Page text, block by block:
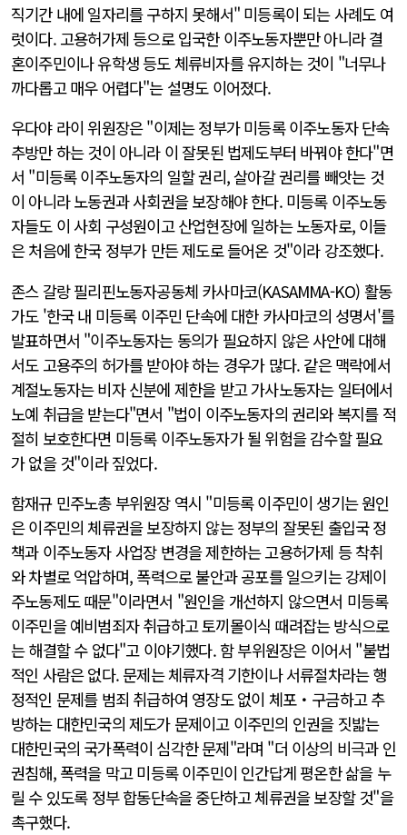
직기간 내에 일자리를 구하지 못해서" 미등록이 되는 사례도 여
럿이다. 고용허가제 등으로 입국한 이주노동자뿐만 아니라 결
혼이주민이나 유학생 등도 체류비자를 유지하는 것이 "너무나
까다롭고 매우 어렵다"는 설명도 이어졌다.
우다야 라이 위원장은 "이제는 정부가 미등록 이주노동자 단속
추방만 하는 것이 아니라 이 잘못된 법제도부터 바꿔야 한다"면
서 "미등록 이주노동자의 일할 권리, 살아갈 권리를 빼앗는 것
이 아니라 노동권과 사회권을 보장해야 한다. 미등록 이주노동
자들도 이 사회 구성원이고 산업현장에 일하는 노동자로, 이들
은 처음에 한국 정부가 만든 제도로 들어온 것"이라 강조했다.
존스 갈랑 필리핀노동자공동체 카사마코(KASAMMA-KO) 활동
가도 '한국 내 미등록 이주민 단속에 대한 카사마코의 성명서'를
발표하면서 "이주노동자는 동의가 필요하지 않은 사안에 대해
서도 고용주의 허가를 받아야 하는 경우가 많다. 같은 맥락에서
계절노동자는 비자 신분에 제한을 받고 가사노동자는 일터에서
노예 취급을 받는다"면서 "법이 이주노동자의 권리와 복지를 적
절히 보호한다면 미등록 이주노동자가 될 위험을 감수할 필요
가 없을 것"이라 짚었다.
함재규 민주노총 부위원장 역시 "미등록 이주민이 생기는 원인
은 이주민의 체류권을 보장하지 않는 정부의 잘못된 출입국 정
책과 이주노동자 사업장 변경을 제한하는 고용허가제 등 착취
와 차별로 억압하며, 폭력으로 불안과 공포를 일으키는 강제이
주노동제도 때문"이라면서 "원인을 개선하지 않으면서 미등록
이주민을 예비범죄자 취급하고 토끼몰이식 때려잡는 방식으로
는 해결할 수 없다"고 이야기했다. 함 부위원장은 이어서 "불법
적인 사람은 없다. 문제는 체류자격 기한이나 서류절차라는 행
정적인 문제를 범죄 취급하여 영장도 없이 체포・구금하고 추
방하는 대한민국의 제도가 문제이고 이주민의 인권을 짓밟는
대한민국의 국가폭력이 심각한 문제"라며 "더 이상의 비극과 인
권침해, 폭력을 막고 미등록 이주민이 인간답게 평온한 삶을 누
릴 수 있도록 정부 합동단속을 중단하고 체류권을 보장할 것"을
촉구했다.